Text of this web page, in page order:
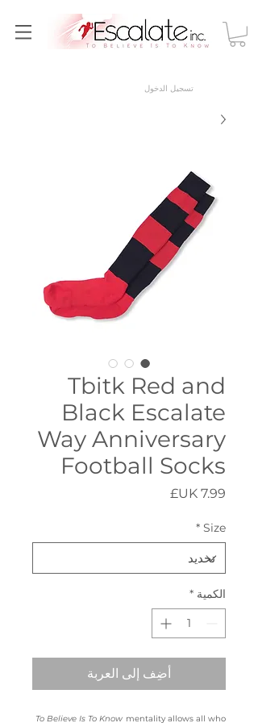
تسجيل الدخول
Tbitk Red and
Black Escalate
Way Anniversary
Football Socks
السعر
Size
*
الكمية *
أضِف إلى العربة
To Believe Is To Know mentality allows all who